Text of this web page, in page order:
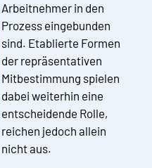
Arbeitnehmer in den
Prozess eingebunden
sind. Etablierte Formen
der repräsentativen
Mitbestimmung spielen
dabei weiterhin eine
entscheidende Rolle,
reichen jedoch allein
nicht aus.